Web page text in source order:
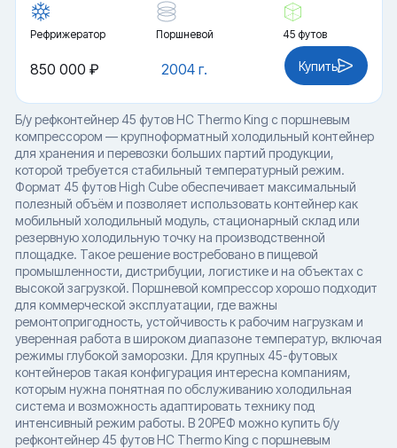
Рефрижератор Поршневой 45 футов
2004 г.
850 000 ₽ Купить
Б/у рефконтейнер 45 футов HC Thermo King с поршневым
компрессором — крупноформатный холодильный контейнер
для хранения и перевозки больших партий продукции,
которой требуется стабильный температурный режим.
Формат 45 футов High Cube обеспечивает максимальный
полезный объём и позволяет использовать контейнер как
мобильный холодильный модуль, стационарный склад или
резервную холодильную точку на производственной
площадке. Такое решение востребовано в пищевой
промышленности, дистрибуции, логистике и на объектах с
высокой загрузкой. Поршневой компрессор хорошо подходит
для коммерческой эксплуатации, где важны
ремонтопригодность, устойчивость к рабочим нагрузкам и
уверенная работа в широком диапазоне температур, включая
режимы глубокой заморозки. Для крупных 45-футовых
контейнеров такая конфигурация интересна компаниям,
которым нужна понятная по обслуживанию холодильная
система и возможность адаптировать технику под
интенсивный режим работы. В 20РЕФ можно купить б/у
рефконтейнер 45 футов HC Thermo King с поршневым